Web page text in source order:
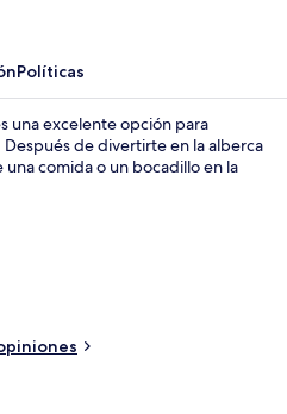
Políticas
una excelente opción para
de divertirte en la alberca
comida o un bocadillo en la